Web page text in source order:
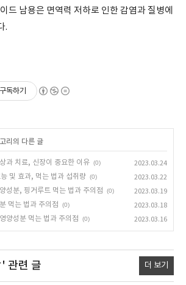
드 남용은 면역력 저하로 인한 감염과 질병에
.
구독하기
리의 다른 글
과 치료, 신장이 중요한 이유 (0)
2023.03.24
및 효과, 먹는 법과 섭취량 (0)
2023.03.22
성분, 핑거루트 먹는 법과 주의점
(0)
2023.03.19
먹는 법과 주의점
(0)
2023.03.18
양성분 먹는 법과 주의점
(0) 2023.03.16
' 관련 글 더 보기